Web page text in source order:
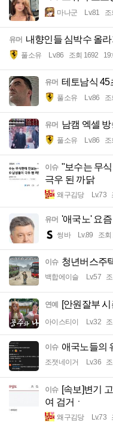
마나군 Lv.81 조
유머 내향인들 심박수 올
풀소유 Lv.86 조회 1692
유머 테토남식 45
풀소유 Lv.86 조
유머 남캠 엑셀
풀소유 Lv.86 조
이슈 "보수는 무식
극우 된 까닭
왜구김당 Lv.73
유머 '애국노' 요
썽바 Lv.89 조회
이슈 청년버스주
백합에이슬 Lv.57
연예 [안원잘부
아이스티이 Lv.32
이슈 애국노들의
조졋네이거 Lv.36
이슈 [속보]변기
여 검거ㆍ
왜구김당 Lv.73